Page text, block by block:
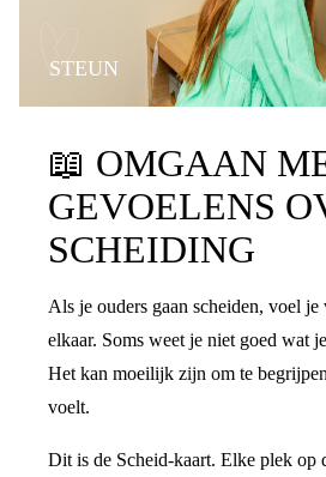
STEUN
📖 OMGAAN
GEVOELENS
SCHEIDING
Als je ouders gaan scheiden, voel
elkaar. Soms weet je niet goed wat
Het kan moeilijk zijn om te
voelt.
Dit is de Scheid-kaart. Elke plek op